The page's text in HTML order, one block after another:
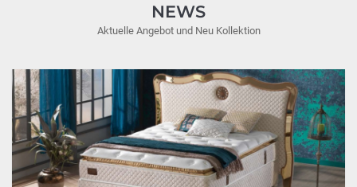
NEWS
Aktuelle Angebot und Neu Kollektion